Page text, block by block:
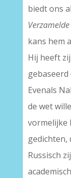
biedt ons
kans hem
Hij heeft
gebaseerd
Evenals
de wet
vormelijke
gedichten,
Russisch